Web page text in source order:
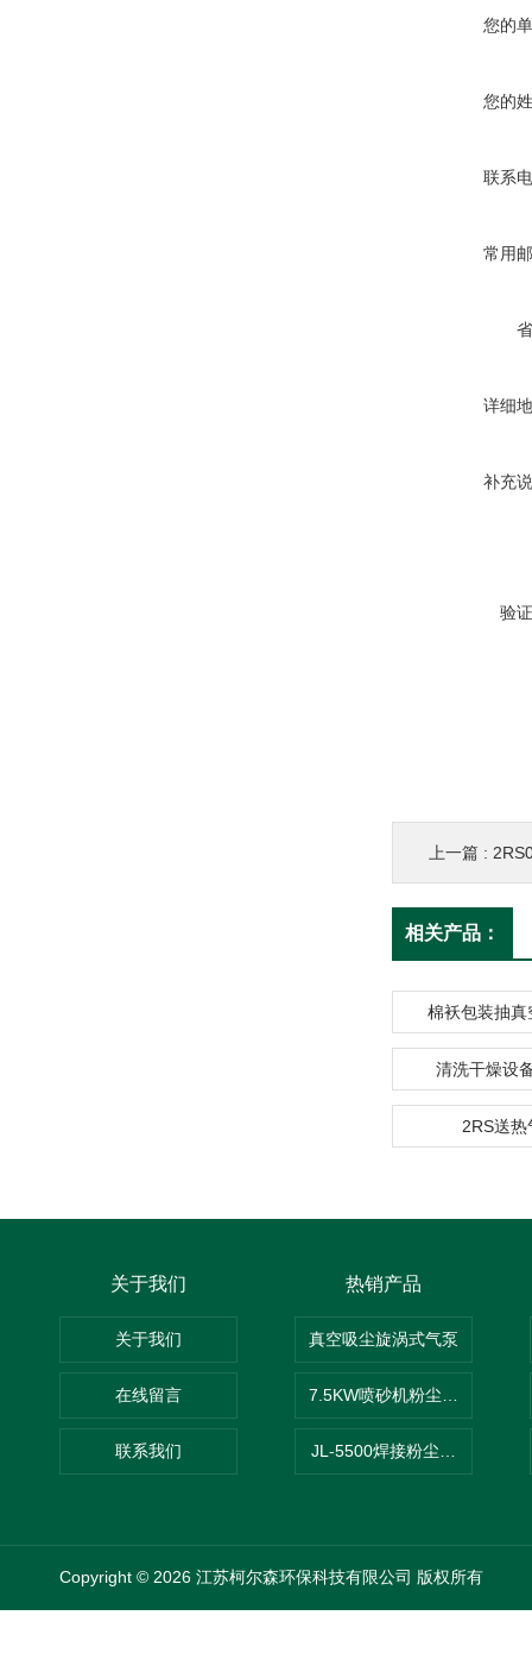
您的
您的
联系
常用
详细
补充
验
上一篇 :
相关产品：
棉袄包装抽真
清洗干燥设
2RS送热
关于我们
关于我们
在线留言
联系我们
热销产品
真空吸尘旋涡式气泵
7.5KW喷砂机粉尘吸尘器
JL-5500焊接粉尘吸尘器
Copyright © 2026 江苏柯尔森环保科技有限公司 版权所有